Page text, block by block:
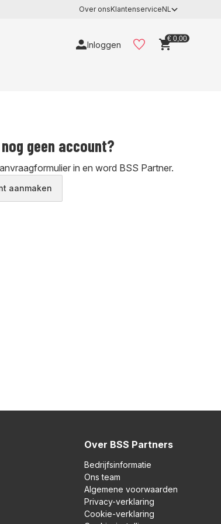
Over onsKlantenserviceNL
Inloggen
€ 0,00
geen account?
in en word BSS Partner.
aanmaken
Over BSS Partners
Bedrijfsinformatie
Ons team
Algemene voorwaarden
Privacy-verklaring
Cookie-verklaring